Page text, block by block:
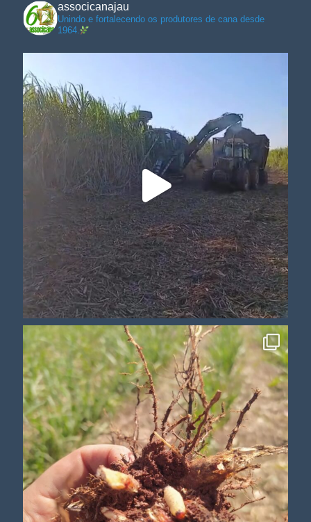
associcanajau
Unindo e fortalecendo os produtores de cana desde
1964.